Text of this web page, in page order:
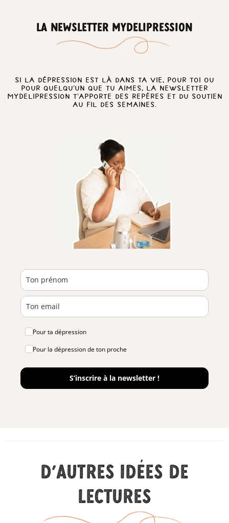
LA NEWSLETTER MYDELIPRESSION
Si la dépression est là dans ta vie, pour toi ou
pour quelqu’un que tu aimes, la newsletter
MyDelipression t’apporte des repères et du soutien
au fil des semaines.
Pour ta dépression
Pour la dépression de ton proche
S’inscrire à la newsletter !
D'autres idées de
lectures